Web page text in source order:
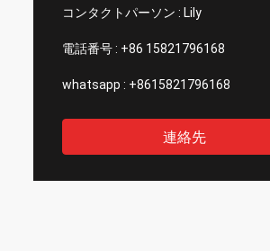
コンタクトパーソン : Lily
電話番号 : +86 15821796168
whatsapp : +8615821796168
連絡先